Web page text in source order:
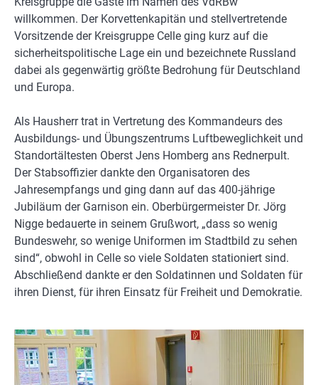
willkommen. Der Korvettenkapitän und stellvertretende
Vorsitzende der Kreisgruppe Celle ging kurz auf die
sicherheitspolitische Lage ein und bezeichnete Russland
dabei als gegenwärtig größte Bedrohung für Deutschland
und Europa.
Als Hausherr trat in Vertretung des Kommandeurs des
Ausbildungs- und Übungszentrums Luftbeweglichkeit und
Standortältesten Oberst Jens Homberg ans Rednerpult.
Der Stabsoffizier dankte den Organisatoren des
Jahresempfangs und ging dann auf das 400-jährige
Jubiläum der Garnison ein. Oberbürgermeister Dr. Jörg
Nigge bedauerte in seinem Grußwort, „dass so wenig
Bundeswehr, so wenige Uniformen im Stadtbild zu sehen
sind“, obwohl in Celle so viele Soldaten stationiert sind.
Abschließend dankte er den Soldatinnen und Soldaten für
ihren Dienst, für ihren Einsatz für Freiheit und Demokratie.